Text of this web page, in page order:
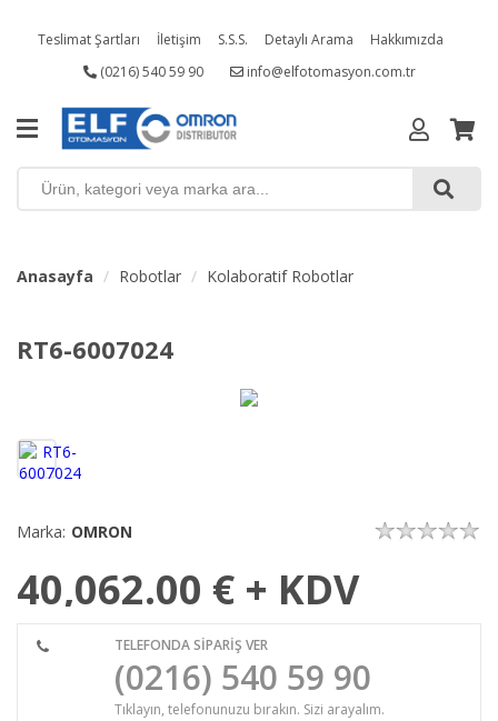
Teslimat Şartları İletişim S.S.S. Detaylı Arama Hakkımızda
(0216) 540 59 90 info@elfotomasyon.com.tr
Anasayfa Robotlar Kolaboratif Robotlar
RT6-6007024
Marka: OMRON
40,062.00 € + KDV
TELEFONDA SİPARİŞ VER
(0216) 540 59 90
Tıklayın, telefonunuzu bırakın. Sizi arayalım.